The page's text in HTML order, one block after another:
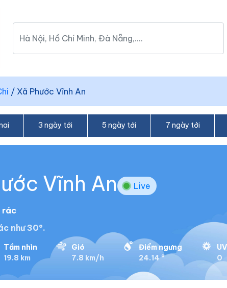
/ Xã Phước Vĩnh An
3 ngày tới 5 ngày tới 7 ngày tới
Vĩnh An Live
rác
như 30°.
Tầm nhìn
19.8 km
Gió
7.8 km/h
Điểm ngưng
24.14 °
UV
0